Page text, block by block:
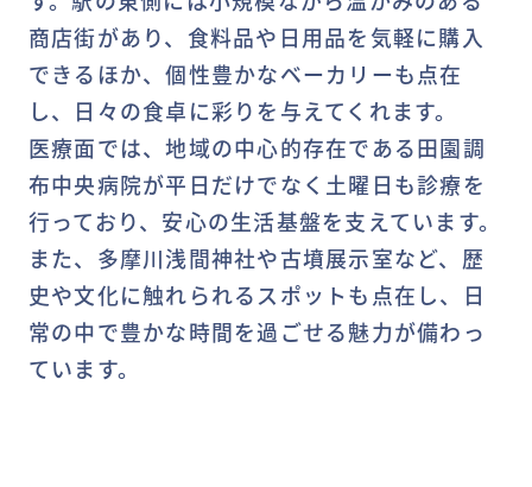
商店街があり、食料品や日用品を気軽に購入
できるほか、個性豊かなベーカリーも点在
し、日々の食卓に彩りを与えてくれます。
医療面では、地域の中心的存在である田園調
布中央病院が平日だけでなく土曜日も診療を
行っており、安心の生活基盤を支えています。
また、多摩川浅間神社や古墳展示室など、歴
史や文化に触れられるスポットも点在し、日
常の中で豊かな時間を過ごせる魅力が備わっ
ています。